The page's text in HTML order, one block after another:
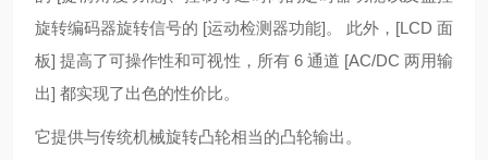
旋转编码器旋转信号的 [运动检测器功能]。 此外，[LCD 面
板] 提高了可操作性和可视性，所有 6 通道 [AC/DC 两用输
出] 都实现了出色的性价比。
它提供与传统机械旋转凸轮相当的凸轮输出。